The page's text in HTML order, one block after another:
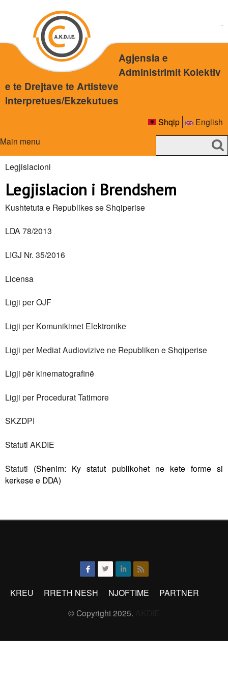
to
main
content
Agjensia e
Administrimit Kolektiv
e te Drejtave te Artisteve
Interpretues/Ekzekutues
Shqip
English
Main menu
S
a
e
c
You
are
here
Legjislacioni
Legjislacion i Brendshem
Kushtetuta e Republikes se Shqiperise
LDA 78/2013
LIGJ Nr. 35/2016
Licensa
Ligji per OJF
Ligji per Komunikimet Elektronike
Ligji per Mediat Audiovizive ne Republiken e Shqiperise
Ligji për kinematografinë
Ligji per Procedurat Tatimore
SKZDPI
Statuti AKDIE
Statuti (Shenim: Ky statut publikohet ne kete forme si
kerkese e DDA)
KREU RRETH NESH NJOFTIME PARTNER
© Copyright 2025.